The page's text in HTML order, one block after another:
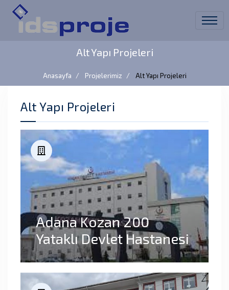
Alt Yapı Projeleri
Anasayfa Projelerimiz Alt Yapı Projeleri
Alt Yapı Projeleri
Adana Kozan 200
Yataklı Devlet Hastanesi